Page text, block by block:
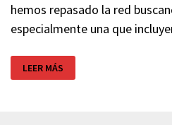
hemos repasado la red
especialmente una que
DE
AÑO
LEER MÁS